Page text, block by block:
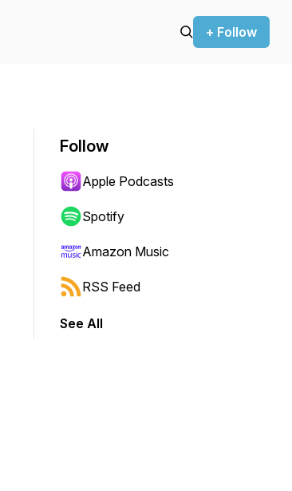
+ Follow
to jump forward or backward.
Follow
Apple Podcasts
Spotify
Amazon Music
RSS Feed
See All